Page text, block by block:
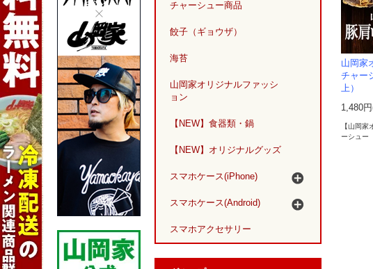
山岡家
チャー
上）
1,480
【山岡家
ーシュー
チャーシュー商品
餃子（ギョウザ）
海苔
山岡家オリジナルファッシ
ョン
【NEW】食器類・鍋
【NEW】オリジナルグッズ
スマホケース(iPhone)
スマホケース(Android)
スマホアクセサリー